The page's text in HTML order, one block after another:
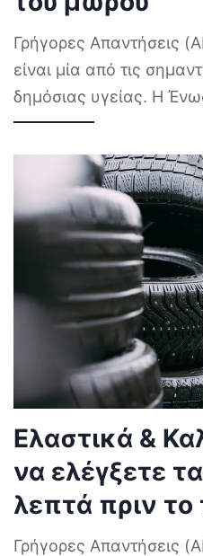
Γρήγορες Απαντήσεις
είναι μία από τις
δημόσιας υγείας. Η
Ελαστικά &
να ελέγξετε
λεπτά πριν το
Γρήγορες Απαντήσεις